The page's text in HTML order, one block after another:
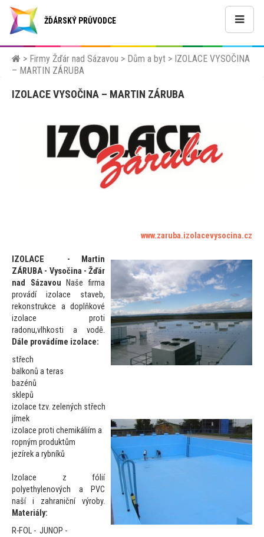
ŽĎÁRSKÝ PRŮVODCE
> Firmy Žďár nad Sázavou > Dům a byt > IZOLACE VYSOČINA
– MARTIN ZÁRUBA
IZOLACE VYSOČINA – MARTIN ZÁRUBA
www.zaruba.izolacevysocina.cz
IZOLACE - Martin
ZÁRUBA - Vysočina - Žďár
nad Sázavou Naše firma
provádí izolace staveb,
rekonstrukce a doplňkové
izolace proti
radonu,vlhkosti a vodě.
Dále provádíme izolace:
střech
balkonů a teras
bazénů
sklepů
izolace tzv. zelených střech
jímek
izolace proti chemikáliím a
ropným produktům
jezírek a rybníků
Izolace z fólií
polyethylenových a PVC
naší i zahraniční výroby.
Materiály:
R-FOL - JUNOP -